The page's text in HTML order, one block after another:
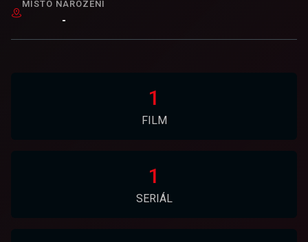
MÍSTO NAROZENÍ
-
1
FILM
1
SERIÁL